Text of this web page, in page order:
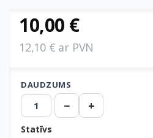
10,00 €
12,10 € ar PVN
DAUDZUMS
− +
Statīvs